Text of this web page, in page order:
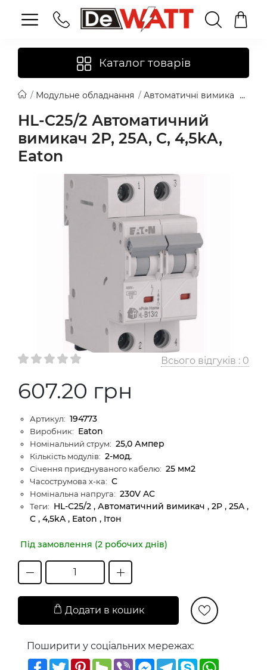
Каталог товарів
Модульне обладнання Автоматичні вимикачі
HL-C25/2 Автоматичний
вимикач 2P, 25A, C, 4,5kA,
Eaton
Всього відгуків : 0
607.20 грн
Артикул: 194773
Виробник: Eaton
Номінальний струм: 25,0 Ампер
Кількість модулів: 2-мод.
Січення приєднуваного кабелю: 25 мм2
Часострумова х-ка: C
Номінальна напруга: 230V AC
Теги: HL-C25/2 , Автоматичний вимикач , 2P , 25A ,
C , 4,5kA , Eaton , Ітон
Під замовлення (2 робочих днів)
Додати в кошик
Поширити у соціальних мережах:
Facebook
TwitterPinterest
HouzzViberMessenger
Telegram
Skype